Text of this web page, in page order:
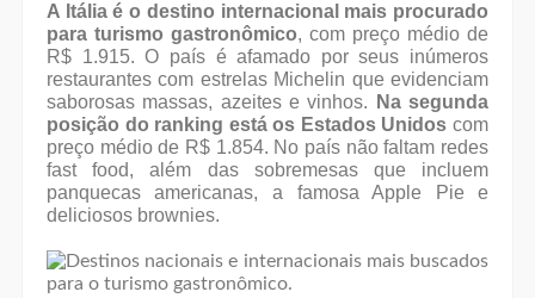
A Itália é o destino internacional mais procurado
para turismo gastronômico, com preço médio de
R$ 1.915. O país é afamado por seus inúmeros
restaurantes com estrelas Michelin que evidenciam
saborosas massas, azeites e vinhos.
Na segunda
posição do ranking está os Estados Unidos com
preço médio de R$ 1.854. No país não faltam redes
fast food, além das sobremesas que incluem
panquecas americanas, a famosa Apple Pie e
deliciosos brownies.